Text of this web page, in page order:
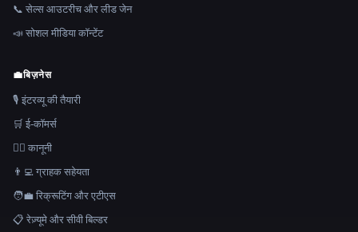
📞 सेल्स आउटरीच और लीड जेन
📣 सोशल मीडिया कॉन्टेंट
💼बिज़नेस
🎙️ इंटरव्यू की तैयारी
🛒 ई-कॉमर्स
👩‍⚖️ कानूनी
👨‍💻 ग्राहक सहेयता
🧑‍💼 रिक्रूटिंग और एटीएस
📋 रेज़्यूमे और सीवी बिल्डर